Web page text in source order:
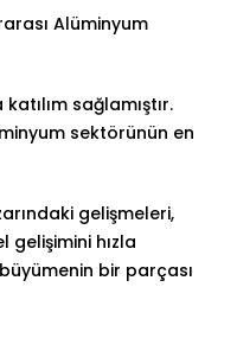
Alüminyum
sağlamıştır.
sektörünün en
gelişmeleri,
hızla
bir parçası